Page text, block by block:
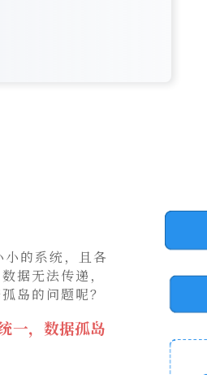
的系统，且各
据无法传递，
岛的问题呢？
一，数据孤岛